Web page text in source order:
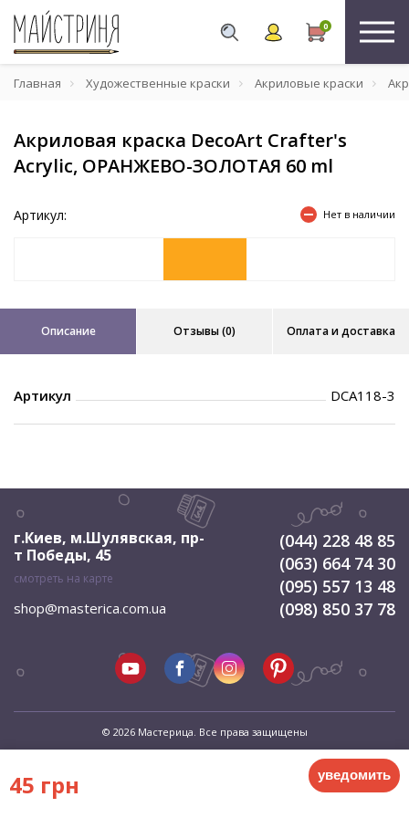
0
Главная Художественные краски Акриловые краски
Акриловая краска DecoArt Crafter's
Acrylic, ОРАНЖЕВО-ЗОЛОТАЯ 60 ml
Артикул: Нет в наличии
Описание Отзывы (0) Оплата и доставка
Артикул DCA118-3
45 грн уведомить
г.Киев, м.Шулявская, пр-
т Победы, 45
смотреть на карте
shop@masterica.com.ua
(044) 228 48 85
(063) 664 74 30
(095) 557 13 48
(098) 850 37 78
© 2026 Мастерица. Все права защищены